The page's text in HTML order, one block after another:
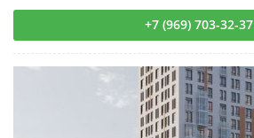
+7 (969) 703-32-37